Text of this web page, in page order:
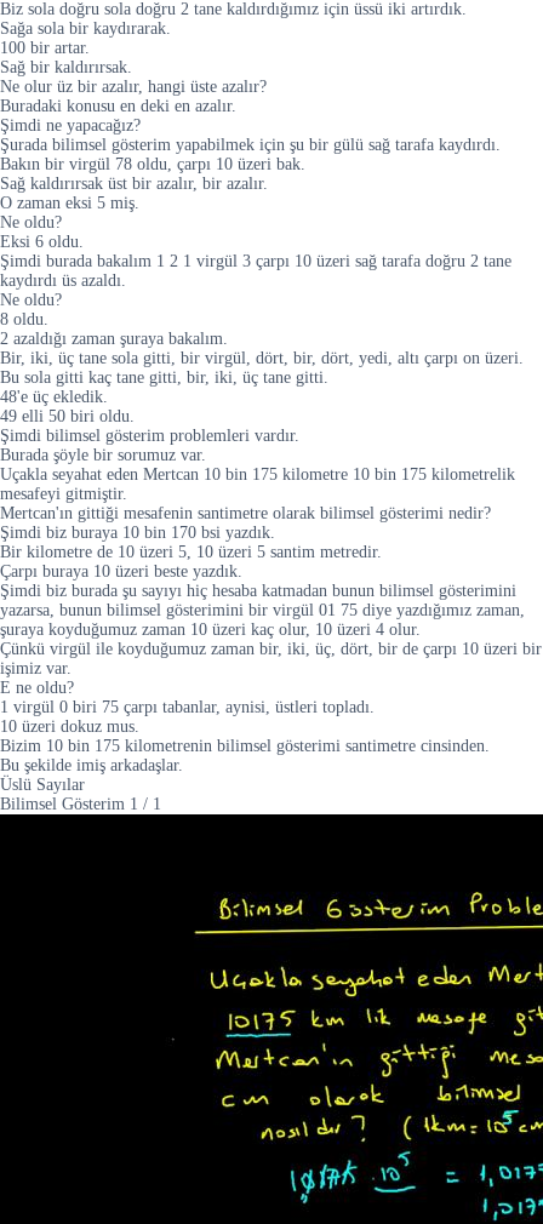
Biz sola doğru sola doğru 2 tane kaldırdığımız için üssü iki artırdık.
Sağa sola bir kaydırarak.
100 bir artar.
Sağ bir kaldırırsak.
Ne olur üz bir azalır, hangi üste azalır?
Buradaki konusu en deki en azalır.
Şimdi ne yapacağız?
Şurada bilimsel gösterim yapabilmek için şu bir gülü sağ tarafa kaydırdı.
Bakın bir virgül 78 oldu, çarpı 10 üzeri bak.
Sağ kaldırırsak üst bir azalır, bir azalır.
O zaman eksi 5 miş.
Ne oldu?
Eksi 6 oldu.
Şimdi burada bakalım 1 2 1 virgül 3 çarpı 10 üzeri sağ tarafa doğru 2 tane
kaydırdı üs azaldı.
Ne oldu?
8 oldu.
2 azaldığı zaman şuraya bakalım.
Bir, iki, üç tane sola gitti, bir virgül, dört, bir, dört, yedi, altı çarpı on üzeri.
Bu sola gitti kaç tane gitti, bir, iki, üç tane gitti.
48'e üç ekledik.
49 elli 50 biri oldu.
Şimdi bilimsel gösterim problemleri vardır.
Burada şöyle bir sorumuz var.
Uçakla seyahat eden Mertcan 10 bin 175 kilometre 10 bin 175 kilometrelik
mesafeyi gitmiştir.
Mertcan'ın gittiği mesafenin santimetre olarak bilimsel gösterimi nedir?
Şimdi biz buraya 10 bin 170 bsi yazdık.
Bir kilometre de 10 üzeri 5, 10 üzeri 5 santim metredir.
Çarpı buraya 10 üzeri beste yazdık.
Şimdi biz burada şu sayıyı hiç hesaba katmadan bunun bilimsel gösterimini
yazarsa, bunun bilimsel gösterimini bir virgül 01 75 diye yazdığımız zaman,
şuraya koyduğumuz zaman 10 üzeri kaç olur, 10 üzeri 4 olur.
Çünkü virgül ile koyduğumuz zaman bir, iki, üç, dört, bir de çarpı 10 üzeri bir
işimiz var.
E ne oldu?
1 virgül 0 biri 75 çarpı tabanlar, aynisi, üstleri topladı.
10 üzeri dokuz mus.
Bizim 10 bin 175 kilometrenin bilimsel gösterimi santimetre cinsinden.
Bu şekilde imiş arkadaşlar.
Üslü Sayılar
Bilimsel Gösterim 1 / 1